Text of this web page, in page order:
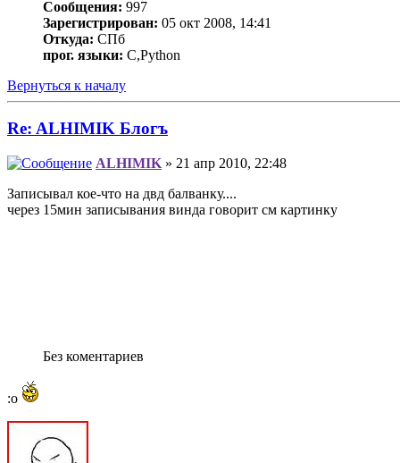
Сообщения: 997
Зарегистрирован: 05 окт 2008, 14:41
Откуда: СПб
прог. языки: C,Python
Вернуться к началу
Re: ALHIMIK Блогъ
ALHIMIK » 21 апр 2010, 22:48
Записывал кое-что на двд балванку....
через 15мин записывания винда говорит см картинку
Без коментариев
:o